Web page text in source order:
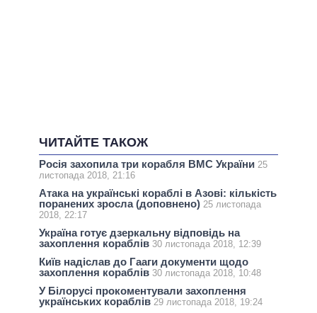
ЧИТАЙТЕ ТАКОЖ
Росія захопила три корабля ВМС України 25
листопада 2018, 21:16
Атака на українські кораблі в Азові: кількість
поранених зросла (доповнено) 25 листопада
2018, 22:17
Україна готує дзеркальну відповідь на
захоплення кораблів 30 листопада 2018, 12:39
Київ надіслав до Гааги документи щодо
захоплення кораблів 30 листопада 2018, 10:48
У Білорусі прокоментували захоплення
українських кораблів 29 листопада 2018, 19:24